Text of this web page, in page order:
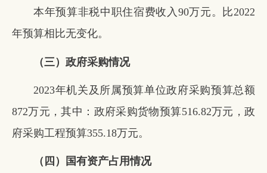
本年预算非税中职住宿费收入90万元。比2022
年预算相比无变化。
（三）政府采购情况
2023年机关及所属预算单位政府采购预算总额
872万元，其中：政府采购货物预算516.82万元，政
府采购工程预算355.18万元。
（四）国有资产占用情况